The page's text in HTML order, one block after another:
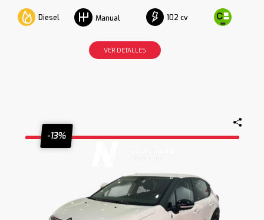
Diesel Manual 102 cv
VER DETALLES
-13%